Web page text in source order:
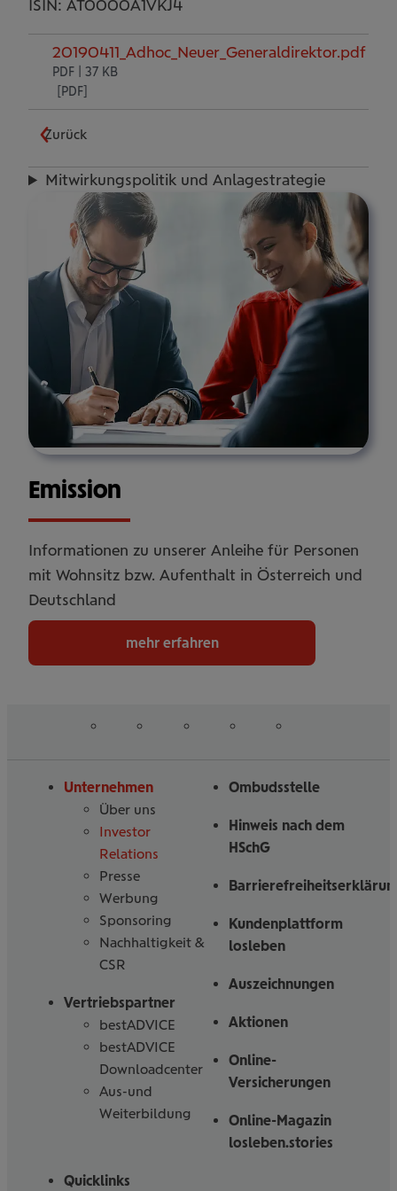
ISIN: AT0000A1VKJ4
20190411_Adhoc_Neuer_Generaldirektor.pdf
PDF | 37 KB
Zurück
Mit­wir­kungs­po­li­tik und Anla­ge­stra­te­gie
Emis­sion
Informationen zu unserer Anleihe für Personen
mit Wohnsitz bzw. Aufenthalt in Österreich und
Deutschland
mehr erfahren
Unternehmen
Über uns
Investor
Relations
Presse
Werbung
Sponsoring
Nachhaltigkeit &
CSR
Vertriebspartner
bestADVICE
bestADVICE
Downloadcenter
Aus-und
Weiterbildung
Ombudsstelle
Hinweis nach dem
HSchG
Kundenplattform
losleben
Auszeichnungen
Aktionen
Online-
Versicherungen
Online-Magazin
losleben.stories
Quicklinks
uns